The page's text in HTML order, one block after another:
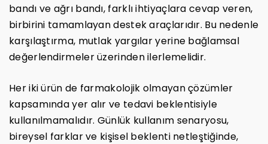
bandı ve ağrı bandı, farklı ihtiyaçlara cevap veren,
birbirini tamamlayan destek araçlarıdır. Bu nedenle
karşılaştırma, mutlak yargılar yerine bağlamsal
değerlendirmeler üzerinden ilerlemelidir.
Her iki ürün de farmakolojik olmayan çözümler
kapsamında yer alır ve tedavi beklentisiyle
kullanılmamalıdır. Günlük kullanım senaryosu,
bireysel farklar ve kişisel beklenti netleştiğinde,